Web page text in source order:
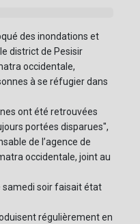
des inondations et
district de Pesisir
occidentale,
à se réfugier dans
ont été retrouvées
portées disparues",
de l’agence de
occidentale, joint au
samedi soir faisait état
régulièrement en